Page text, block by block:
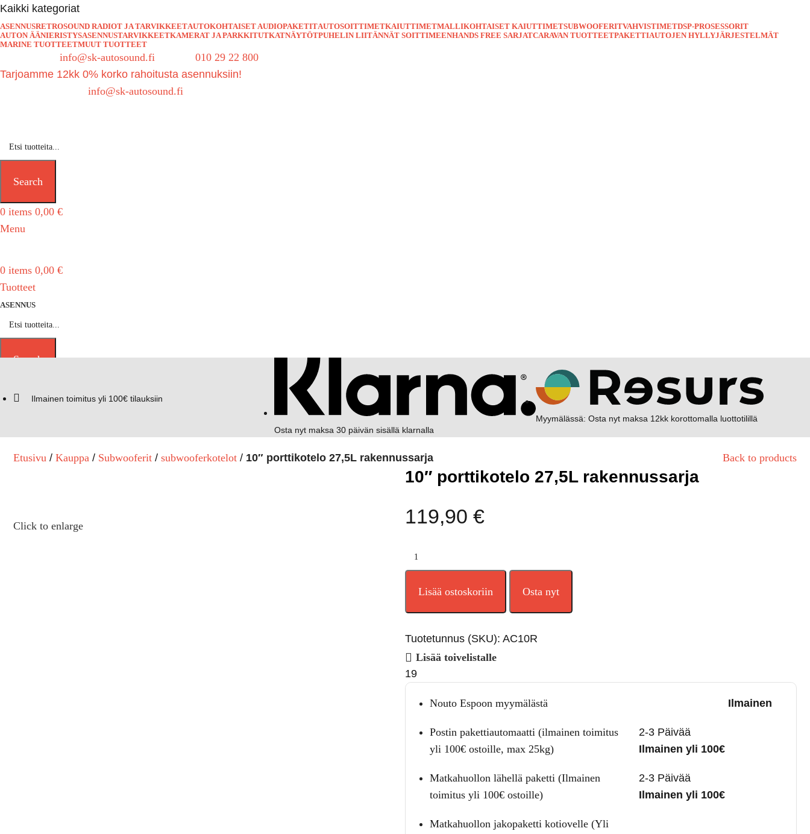
Kaikki kategoriat
ASENNUSRETROSOUND RADIOT JA TARVIKKEETAUTOKOHTAISET AUDIOPAKETITAUTOSOITTIMETKAIUTTIMETMALLIKOHTAISET KAIUTTIMETSUBWOOFERITVAHVISTIMETDSP-PROSESSORIT
AUTON ÄÄNIERISTYSASENNUSTARVIKKEETKAMERAT JA PARKKITUTKATNÄYTÖTPUHELIN LIITÄNNÄT SOITTIMEENHANDS FREE SARJATCARAVAN TUOTTEETPAKETTIAUTOJEN HYLLYJÄRJESTELMÄT
MARINE TUOTTEETMUUT TUOTTEET
info@sk-autosound.fi
010 29 22 800
Tarjoamme 12kk 0% korko rahoitusta asennuksiin!
info@sk-autosound.fi
Search
0 items 0,00 €
Menu
0 items 0,00 €
Tuotteet
ASENNUS
Search
Ilmainen toimitus yli 100€ tilauksiin
Osta nyt maksa 30 päivän sisällä klarnalla
Myymälässä: Osta nyt maksa 12kk korottomalla luottotilillä
Etusivu Kauppa Subwooferit subwooferkotelot 10″ porttikotelo 27,5L rakennussarja Back to products
Click to enlarge
10″ porttikotelo 27,5L rakennussarja
119,90 €
Lisää ostoskoriin Osta nyt
Tuotetunnus (SKU): AC10R
Lisää toivelistalle
19
Nouto Espoon myymälästä Ilmainen
Postin pakettiautomaatti (ilmainen toimitus
yli 100€ ostoille, max 25kg)
2-3 Päivää
Ilmainen yli 100€
Matkahuollon lähellä paketti (Ilmainen
toimitus yli 100€ ostoille)
2-3 Päivää
Ilmainen yli 100€
Matkahuollon jakopaketti kotiovelle (Yli